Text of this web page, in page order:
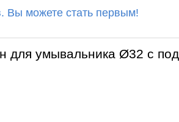
Вы можете стать первым!
для умывальника Ø32 с